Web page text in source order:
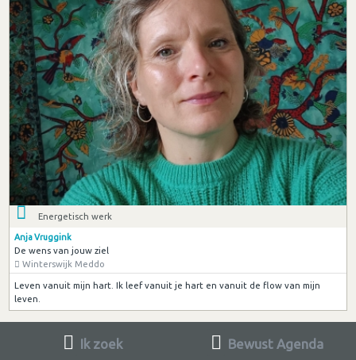
Energetisch werk
Anja Vruggink
De wens van jouw ziel
Winterswijk Meddo
Leven vanuit mijn hart. Ik leef vanuit je hart en vanuit de flow van mijn
leven.
Ik zoek Bewust Agenda